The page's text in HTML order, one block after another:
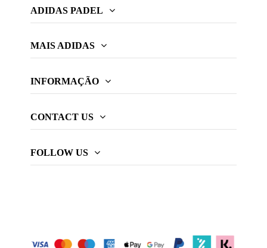
ADIDAS PADEL
MAIS ADIDAS
INFORMAÇÃO
CONTACT US
FOLLOW US